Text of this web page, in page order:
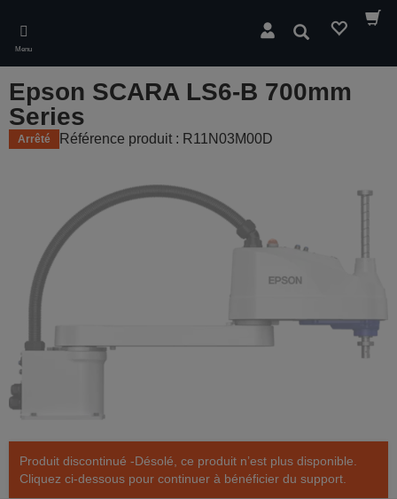
main
content
Menu
Rechercher
Epson SCARA LS6-B 700mm
Series
Arrêté Référence produit : R11N03M00D
Produit discontinué -Désolé, ce produit n’est plus disponible.
Cliquez ci-dessous pour continuer à bénéficier du support.